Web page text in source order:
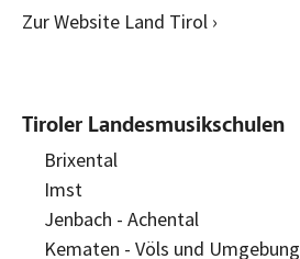
Zur Website Land Tirol ›
Tiroler Landesmusikschulen
Brixental
Imst
Jenbach - Achental
Kematen - Völs und Umgebung